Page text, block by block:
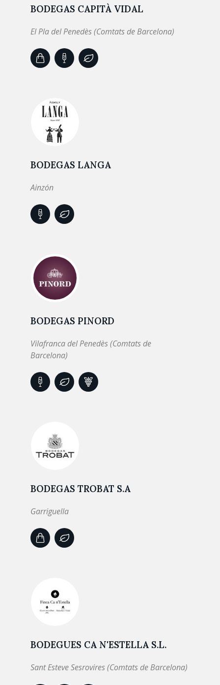
BODEGAS CAPITÀ VIDAL
El Pla del Penedès (Comtats de Barcelona)
BODEGAS LANGA
Ainzón
BODEGAS PINORD
Vilafranca del Penedès (Comtats de
Barcelona)
BODEGAS TROBAT S.A
Garriguella
BODEGUES CA N'ESTELLA S.L.
Sant Esteve Sesrovires (Comtats de Barcelona)